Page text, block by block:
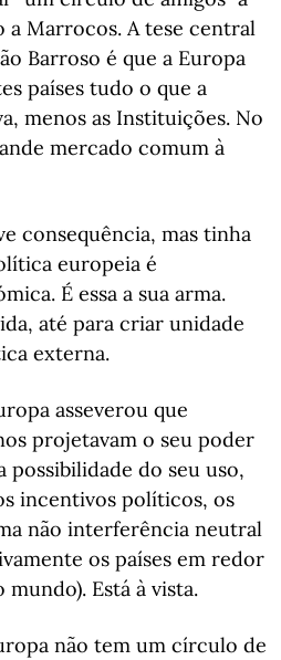
a Marrocos. A tese central
Barroso é que a Europa
países tudo o que a
menos as Instituições. No
mercado comum à
consequência, mas tinha
europeia é
É essa a sua arma.
até para criar unidade
externa.
asseverou que
projetavam o seu poder
possibilidade do seu uso,
incentivos políticos, os
não interferência neutral
os países em redor
Está à vista.
não tem um círculo de